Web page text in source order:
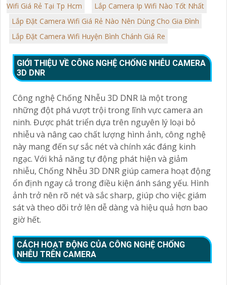
Wifi Giá Rẻ Tại Tp Hcm
Lắp Camera Ip Wifi Nào Tốt Nhất
Lắp Đặt Camera Wifi Giá Rẻ Nào Nên Dùng Cho Gia Đình
Lắp Đặt Camera Wifi Huyện Bình Chánh Giá Re
GIỚI THIỆU VỀ CÔNG NGHỆ CHỐNG NHỄU CAMERA
3D DNR
Công nghệ Chống Nhễu 3D DNR là một trong
những đột phá vượt trội trong lĩnh vực camera an
ninh. Được phát triển dựa trên nguyên lý loại bỏ
nhiễu và nâng cao chất lượng hình ảnh, công nghệ
này mang đến sự sắc nét và chính xác đáng kinh
ngạc. Với khả năng tự động phát hiện và giảm
nhiễu, Chống Nhễu 3D DNR giúp camera hoạt động
ổn định ngay cả trong điều kiện ánh sáng yếu. Hình
ảnh trở nên rõ nét và sắc sharp, giúp cho việc giám
sát và theo dõi trở lên dễ dàng và hiệu quả hơn bao
giờ hết.
CÁCH HOẠT ĐỘNG CỦA CÔNG NGHỆ CHỐNG
NHỄU TRÊN CAMERA